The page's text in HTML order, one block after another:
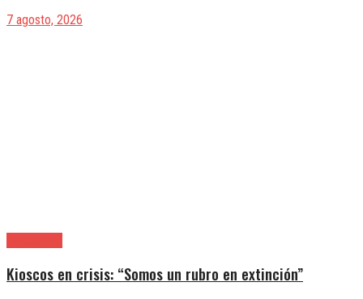
7 agosto, 2026
Kioscos en crisis: “Somos un rubro en extinción”